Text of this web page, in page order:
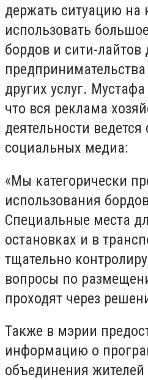
держать ситуацию на
использовать
бордов и сити-
других услуг.
что вся реклама
деятельности
социальных медиа:
«Мы категорически
использования
Специальные места
остановках и в
тщательно
вопросы по
проходят через
Также в мэрии
информацию о
объединения жителей